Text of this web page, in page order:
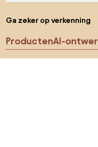
Ga zeker op verkenning
ProductenAI-